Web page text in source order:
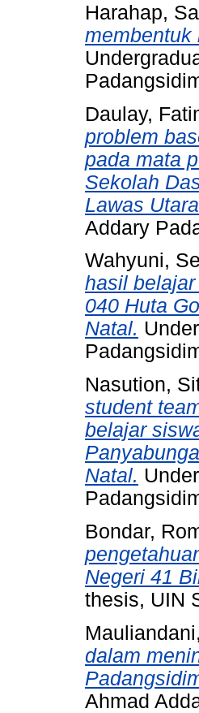
Harahap,
membentuk
Daulay,
problem
pada mata
Sekolah
Lawas
Addary
Wahyuni,
hasil
040 Huta
Natal.
Nasution,
student
belajar
Natal.
Bondar,
Negeri 41
thesis, UIN
dalam
Ahmad